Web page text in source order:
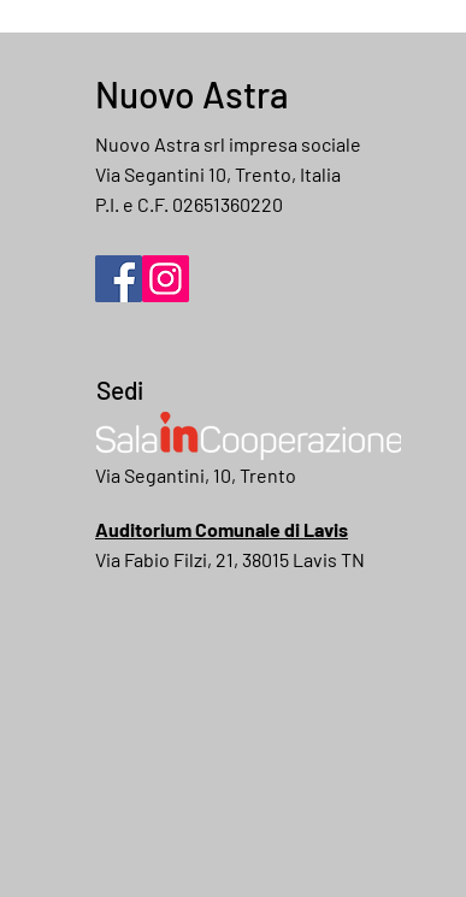
Nuovo Astra
Nuovo Astra srl impresa sociale
Via Segantini 10, Trento, Italia
P.I. e C.F. 02651360220
Sedi
Via Segantini, 10, Trento
Auditorium Comunale di Lavis
Via Fabio Filzi, 21, 38015 Lavis TN